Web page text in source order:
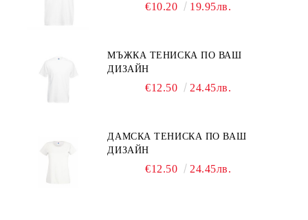
€10.20 19.95лв.
МЪЖКА ТЕНИСКА ПО ВАШ
ДИЗАЙН
€12.50 24.45лв.
ДАМСКА ТЕНИСКА ПО ВАШ
ДИЗАЙН
€12.50 24.45лв.